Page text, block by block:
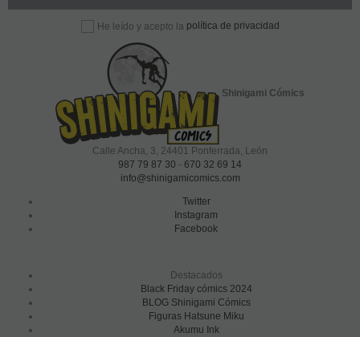
He leído y acepto la política de privacidad
Shinigami Cómics
Calle Ancha, 3, 24401 Ponferrada, León
987 79 87 30 - 670 32 69 14
info@shinigamicomics.com
Twitter
Instagram
Facebook
Destacados
Black Friday cómics 2024
BLOG Shinigami Cómics
Figuras Hatsune Miku
Akumu Ink